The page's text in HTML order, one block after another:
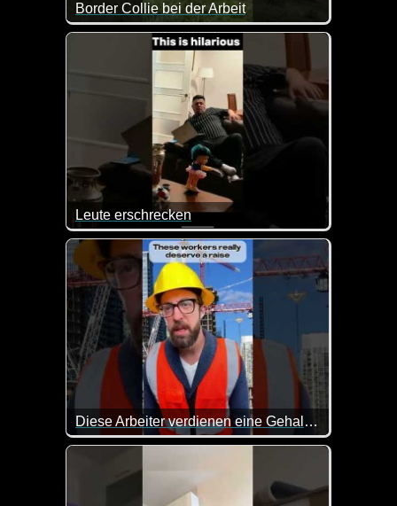
Border Collie bei der Arbeit
Dieser Hund hat seinen Job drauf. Und zwar in
Leute erschrecken
Das sind doch mal wieder richtig lustige Streiche,
Diese Arbeiter verdienen eine Gehaltserhöhung
Es gibt sie nach wie vor die Arbeiter, die richtig